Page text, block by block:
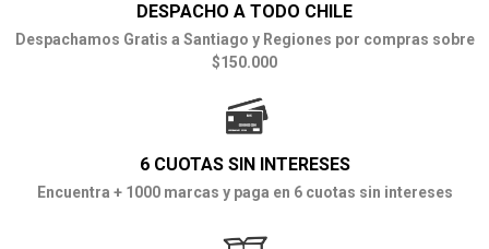
DESPACHO A TODO CHILE
Despachamos Gratis a Santiago y Regiones por compras sobre
$150.000
6 CUOTAS SIN INTERESES
Encuentra + 1000 marcas y paga en 6 cuotas sin intereses